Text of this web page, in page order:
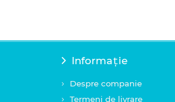
Informație
Despre companie
Termeni de livrare